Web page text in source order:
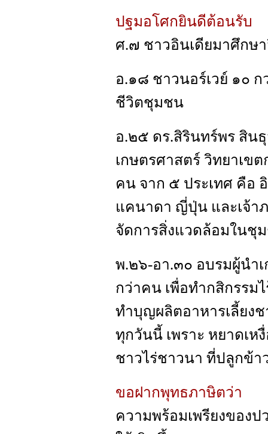
ปฐมอโศกยินดีต้อนรับ
ศ.๗ ชาวอินเดียมาศึก
อ.๑๘ ชาวนอร์เวย์ ๑๐
ชีวิตชุมชน
อ.๒๕ ดร.สิรินทร์พร สิน
เกษตรศาสตร์ วิทยาเข
คน จาก ๕ ประเทศ คือ
แคนาดา ญี่ปุ่น และเจ้าภ
จัดการสิ่งแวดล้อมในชุ
พ.๒๖-อา.๓๐ อบรมผู้นำ
กว่าคน เพื่อทำกสิกรรม
ทำบุญผลิตอาหารเลี้ยง
ทุกวันนี้ เพราะ หยาดเ
ชาวไร่ชาวนา ที่ปลูกข้า
ขอฝากพุทธภาษิตว่า
ความพร้อมเพรียงของป